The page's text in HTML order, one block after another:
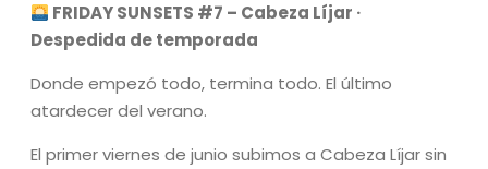
FRIDAY SUNSETS #7 – Cabeza Líjar ·
Despedida de temporada
Donde empezó todo, termina todo. El último
atardecer del verano.
El primer viernes de junio subimos a Cabeza Líjar sin